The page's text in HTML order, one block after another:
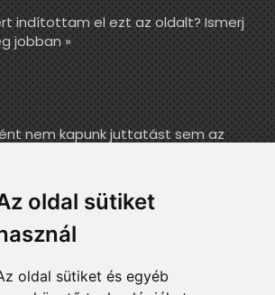
oldal sütiket
oldal sütiket és egyéb
indítottam el ezt az oldalt? Ismerj
jobban »
nem kapunk juttatást sem az
Ha szeretnél segíteni
történelmének feldolgozásában,